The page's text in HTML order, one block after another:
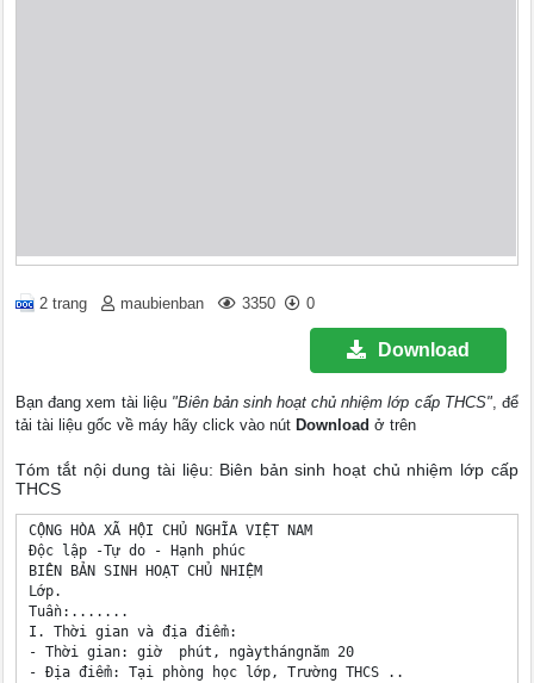
2 trang maubienban 3350 0
Download
Bạn đang xem tài liệu "Biên bản sinh hoạt chủ nhiệm lớp cấp THCS", để
tải tài liệu gốc về máy hãy click vào nút Download ở trên
Tóm tắt nội dung tài liệu: Biên bản sinh hoạt chủ nhiệm lớp cấp
THCS
CỘNG HÒA XÃ HỘI CHỦ NGHĨA VIỆT NAM
Độc lập -Tự do - Hạnh phúc
BIÊN BẢN SINH HOẠT CHỦ NHIỆM
Lớp.
Tuần:.......
I. Thời gian và địa điểm:
- Thời gian: giờ  phút, ngàythángnăm 20
- Địa điểm: Tại phòng học lớp, Trường THCS ..